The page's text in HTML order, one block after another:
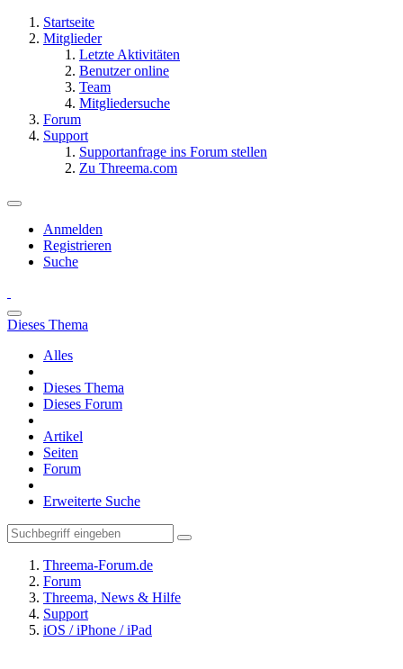
Startseite
Mitglieder
Letzte Aktivitäten
Benutzer online
Team
Mitgliedersuche
Forum
Support
Supportanfrage ins Forum stellen
Zu Threema.com
Anmelden
Registrieren
Suche
Dieses Thema
Alles
Dieses Thema
Dieses Forum
Artikel
Seiten
Forum
Erweiterte Suche
Threema-Forum.de
Forum
Threema, News & Hilfe
Support
iOS / iPhone / iPad